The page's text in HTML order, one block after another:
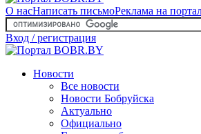
О насНаписать письмоРеклама на
Вход / регистрация
Новости
Все новости
Новости Бобруйска
Актуально
Официально